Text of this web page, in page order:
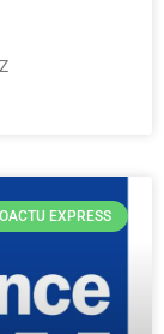
EXPRESS